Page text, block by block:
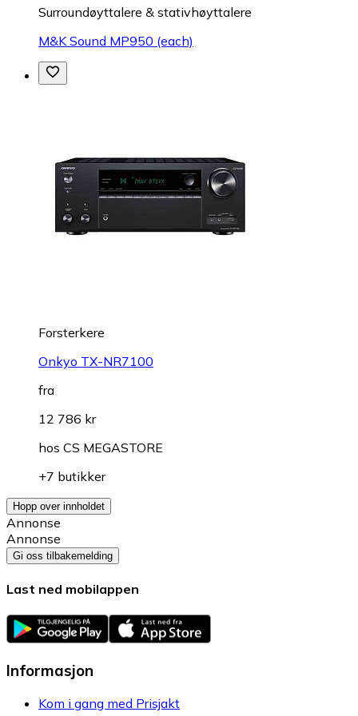
Surroundøyttalere & stativhøyttalere
M&K Sound MP950 (each)
Forsterkere
Onkyo TX-NR7100
fra
12 786 kr
hos CS MEGASTORE
+7 butikker
Hopp over innholdet
Annonse
Annonse
Gi oss tilbakemelding
Last ned mobilappen
Informasjon
Kom i gang med Prisjakt